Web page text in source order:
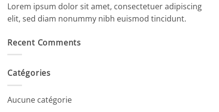
Lorem ipsum dolor sit amet, consectetuer adipiscing
elit, sed diam nonummy nibh euismod tincidunt.
Recent Comments
Catégories
Aucune catégorie